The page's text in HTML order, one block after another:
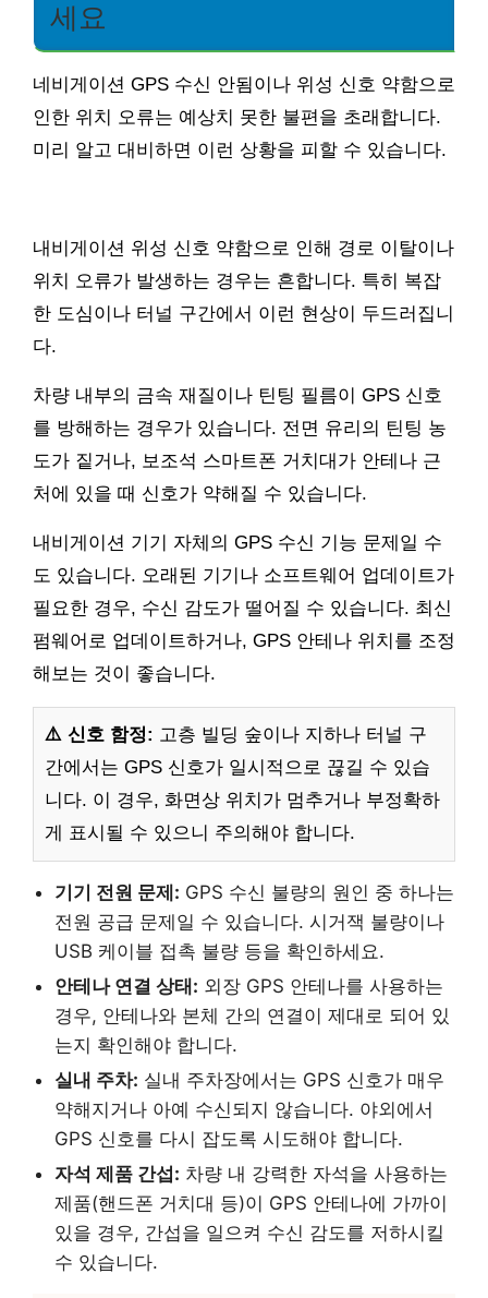
세요
네비게이션 GPS 수신 안됨이나 위성 신호 약함으로
인한 위치 오류는 예상치 못한 불편을 초래합니다.
미리 알고 대비하면 이런 상황을 피할 수 있습니다.
내비게이션 위성 신호 약함으로 인해 경로 이탈이나
위치 오류가 발생하는 경우는 흔합니다. 특히 복잡
한 도심이나 터널 구간에서 이런 현상이 두드러집니
다.
차량 내부의 금속 재질이나 틴팅 필름이 GPS 신호
를 방해하는 경우가 있습니다. 전면 유리의 틴팅 농
도가 짙거나, 보조석 스마트폰 거치대가 안테나 근
처에 있을 때 신호가 약해질 수 있습니다.
내비게이션 기기 자체의 GPS 수신 기능 문제일 수
도 있습니다. 오래된 기기나 소프트웨어 업데이트가
필요한 경우, 수신 감도가 떨어질 수 있습니다. 최신
펌웨어로 업데이트하거나, GPS 안테나 위치를 조정
해보는 것이 좋습니다.
⚠️ 신호 함정: 고층 빌딩 숲이나 지하나 터널 구
간에서는 GPS 신호가 일시적으로 끊길 수 있습
니다. 이 경우, 화면상 위치가 멈추거나 부정확하
게 표시될 수 있으니 주의해야 합니다.
기기 전원 문제: GPS 수신 불량의 원인 중 하나는
전원 공급 문제일 수 있습니다. 시거잭 불량이나
USB 케이블 접촉 불량 등을 확인하세요.
안테나 연결 상태: 외장 GPS 안테나를 사용하는
경우, 안테나와 본체 간의 연결이 제대로 되어 있
는지 확인해야 합니다.
실내 주차: 실내 주차장에서는 GPS 신호가 매우
약해지거나 아예 수신되지 않습니다. 야외에서
GPS 신호를 다시 잡도록 시도해야 합니다.
자석 제품 간섭: 차량 내 강력한 자석을 사용하는
제품(핸드폰 거치대 등)이 GPS 안테나에 가까이
있을 경우, 간섭을 일으켜 수신 감도를 저하시킬
수 있습니다.